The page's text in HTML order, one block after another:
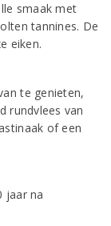
smaak met
tannines. De
eiken.
te genieten,
rundvlees van
of een
jaar na